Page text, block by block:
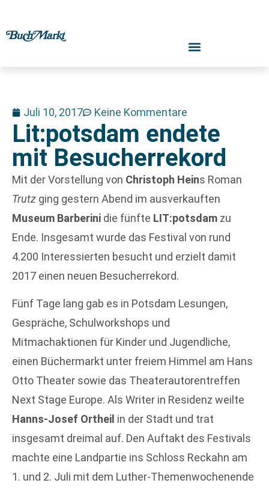
Juli 10, 2017 Keine Kommentare
Lit:potsdam endete
mit Besucherrekord
Mit der Vorstellung von Christoph Heins Roman
Trutz ging gestern Abend im ausverkauften
Museum Barberini die fünfte LIT:potsdam zu
Ende. Insgesamt wurde das Festival von rund
4.200 Interessierten besucht und erzielt damit
2017 einen neuen Besucherrekord.
Fünf Tage lang gab es in Potsdam Lesungen,
Gespräche, Schulworkshops und
Mitmachaktionen für Kinder und Jugendliche,
einen Büchermarkt unter freiem Himmel am Hans
Otto Theater sowie das Theaterautorentreffen
Next Stage Europe. Als Writer in Residenz weilte
Hanns-Josef Ortheil in der Stadt und trat
insgesamt dreimal auf. Den Auftakt des Festivals
machte eine Landpartie ins Schloss Reckahn am
1. und 2. Juli mit dem Luther-Themenwochenende